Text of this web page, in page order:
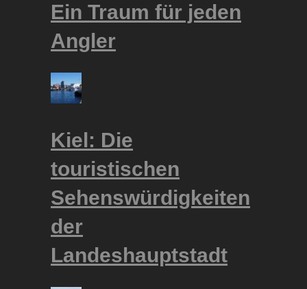
Ein Traum für jeden
Angler
Kiel: Die
touristischen
Sehenswürdigkeiten
der
Landeshauptstadt